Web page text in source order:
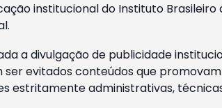
institucional do Instituto
a divulgação de publicidade
evitados conteúdos que
estritamente administrativas,